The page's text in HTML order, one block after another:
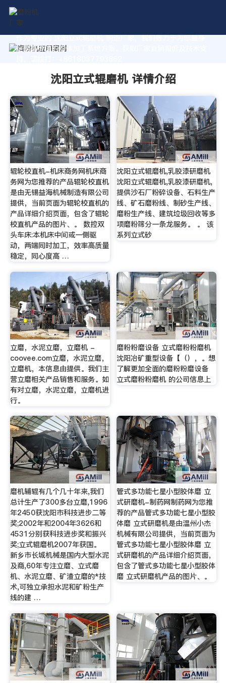
作为专业的 沈阳立式辊磨机 制造厂家，我们致力于为您量身
定制高价值的粉体加工系统方案。获取厂家直销报价及技术支
沈阳立式辊磨机 详情介绍
辊轮校直机-机床商务网机床商
务网为您推荐的产品辊轮校直机
是由无锡益海机械制造有限公司
提供，当前页面为辊轮校直机的
产品详细介绍页面，包含了辊轮
校直机产品的图片、。 数控双
头车床:本机床中间或一侧驱
动，两端同时加工，效率高质量
稳定，同心度高 …
沈阳立式辊磨机,乳胶漆研磨机
沈阳立式辊磨机,乳胶漆研磨机,
提供沙石厂粉碎设备、石料生产
线、矿石磨粉线、制砂生产线、
磨粉生产线、建筑垃圾回收等多
项磨粉筛分一条龙服务。 。 该
系列立式砂
立磨，水泥立磨，立磨机 -
coovee.com立磨，水泥立磨，
立磨机，本信息由提供。我们主
营立磨相关产品销售和服务。如
有对立磨，水泥立磨，立磨机进
行。
磨粉粉磨设备 立式磨粉粉磨机
沈阳冶矿重型设备【（），。想
了解更加全面的磨粉粉磨设备
立式磨粉粉磨机 的公司信息上
磨机辅辊有几个几十年来,我们
总计生产了300多台立磨,1996
年2450获沈阳市科技进步二等
奖;2002年和2004年3626和
4531分别获科技进步奖和振兴
奖;立式辊磨机2007年获国。
新乡市长城机械是国内大型水泥
及商,60年专注立磨、立式磨
机、水泥立磨、矿渣立磨的*技
术,可独立承担水泥和矿粉生产
线的建 …
管式多功能七星小型胶体磨 立
式研磨机-制药网制药网为您推
荐的产品管式多功能七星小型胶
体磨 立式研磨机是由温州小杰
机械有限公司提供，当前页面为
管式多功能七星小型胶体磨 立
式研磨机的产品详细介绍页面，
包含了管式多功能七星小型胶体
磨 立式研磨机产品的图片、。